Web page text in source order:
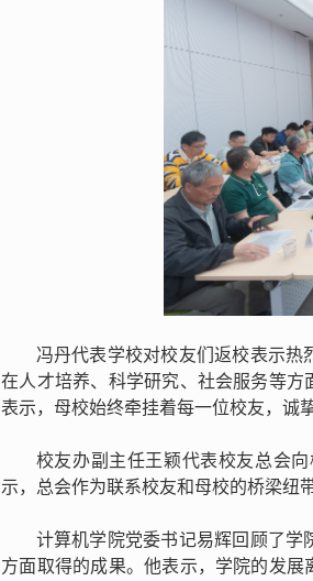
冯丹代表学校对校友们返校表示
在人才培养、科学研究、社会服务等
表示，母校始终牵挂着每一位校友，诚
校友办副主任王颖代表校友总会
示，总会作为联系校友和母校的桥梁纽
计算机学院党委书记易辉回顾了学
方面取得的成果。他表示，学院的发